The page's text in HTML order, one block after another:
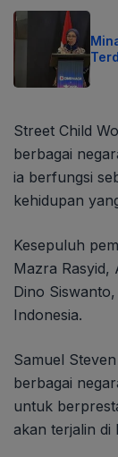
Street Child
berbagai
ia berfungsi
kehidupan
Kesepuluh
Mazra Rasyid,
Dino
Indonesia.
Samuel
berbagai
untuk
akan terjalin di